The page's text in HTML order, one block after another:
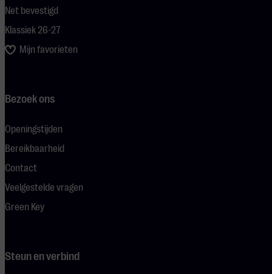
Net bevestigd
Klassiek 26-27
Mijn favorieten
Bezoek ons
Openingstijden
Bereikbaarheid
Contact
Veelgestelde vragen
Green Key
Steun en verbind